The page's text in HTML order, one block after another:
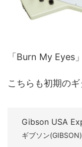
「Burn My Eyes
こちらも初期の
Gibson USA
ギブソン(GIBSON)